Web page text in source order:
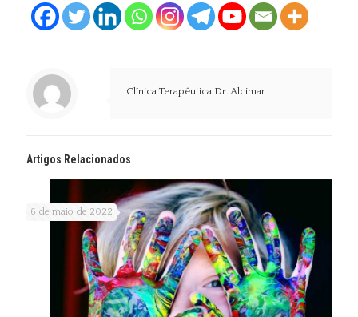
Clínica Terapêutica Dr. Alcimar
Artigos Relacionados
6 de maio de 2022